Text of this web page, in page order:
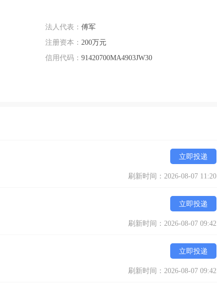
力，拓展市场，为五金制品行业的发展添砖加瓦，努力成为行业内
法人代表： 傅军
注册资本： 200万元
信用代码： 91420700MA4903JW30
立即投递
刷新时间：2026-08-07 11:20
立即投递
刷新时间：2026-08-07 09:42
立即投递
刷新时间：2026-08-07 09:42